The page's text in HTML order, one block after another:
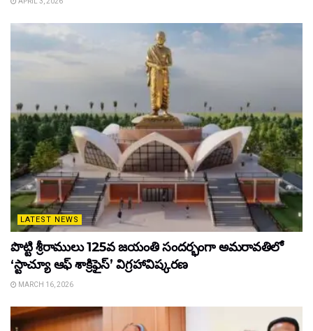
LATEST NEWS
పొట్టి శ్రీరాములు 125వ జయంతి సందర్భంగా అమరావతిలో
‘స్టాచ్యూ ఆఫ్ శాక్రిఫైస్’ విగ్రహావిష్కరణ
MARCH 16, 2026